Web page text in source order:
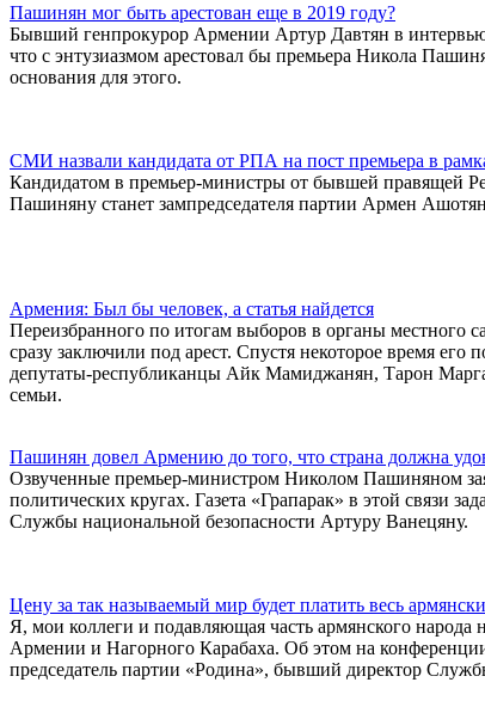
Пашинян мог быть арестован еще в 2019 году?
Бывший генпрокурор Армении Артур Давтян в интервью
что с энтузиазмом арестовал бы премьера Никола
основания для этого.
СМИ назвали кандидата от РПА на пост премьера в
Кандидатом в премьер-министры от бывшей правящей
Пашиняну станет зампредседателя партии Армен
Армения: Был бы человек, а статья найдется
Переизбранного по итогам выборов в органы местного
сразу заключили под арест. Спустя некоторое время
депутаты-республиканцы Айк Мамиджанян, Тарон
семьи.
Пашинян довел Армению до того, что страна должна
Озвученные премьер-министром Николом Пашиняном
политических кругах. Газета «Грапарак» в этой связи
Службы национальной безопасности Артуру Ванецяну.
Цену за так называемый мир будет платить весь
Я, мои коллеги и подавляющая часть армянского народа
Армении и Нагорного Карабаха. Об этом на
председатель партии «Родина», бывший директор